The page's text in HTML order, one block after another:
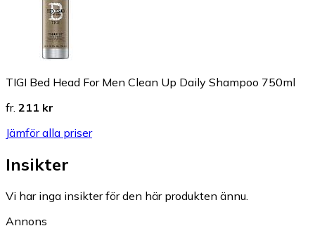
TIGI Bed Head For Men Clean Up Daily Shampoo 750ml
fr. 211 kr
Jämför alla priser
Insikter
Vi har inga insikter för den här produkten ännu.
Annons